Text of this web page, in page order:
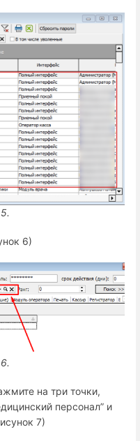
6)
на три точки,
персонал” и
7)